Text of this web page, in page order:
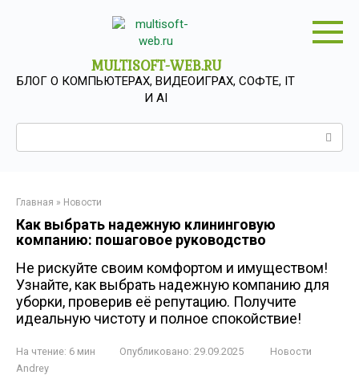
MULTISOFT-WEB.RU
БЛОГ О КОМПЬЮТЕРАХ, ВИДЕОИГРАХ, СОФТЕ, IT
И AI
Главная » Новости
Как выбрать надежную клининговую
компанию: пошаговое руководство
Не рискуйте своим комфортом и имуществом!
Узнайте, как выбрать надежную компанию для
уборки, проверив её репутацию. Получите
идеальную чистоту и полное спокойствие!
На чтение: 6 мин Опубликовано: 29.09.2025
Новости
Andrey